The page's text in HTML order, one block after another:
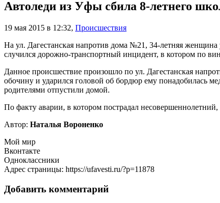
Автоледи из Уфы сбила 8-летнего
19 мая 2015 в 12:32, Происшествия
На ул. Дагестанская напротив дома №21, 34-летняя
случился дорожно-транспортный инцидент, в котором по
Данное происшествие произошло по ул. Дагестанская
обочину и ударился головой об бордюр ему понадобилась
родителями отпустили домой.
По факту аварии, в котором пострадал
Автор: Наталья Вороненко
Мой мир
Вконтакте
Одноклассники
Адрес страницы: https://ufavesti.ru/?p=11878
Добавить комментарий